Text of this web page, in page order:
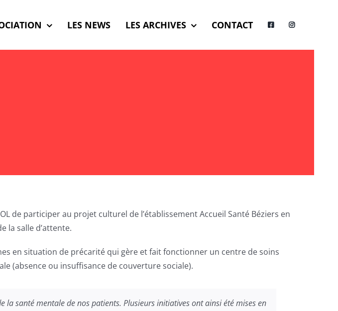
LES NEWS LES ARCHIVES CONTACT
de participer au projet culturel de l’établissement Accueil Santé Béziers en
la salle d’attente.
en situation de précarité qui gère et fait fonctionner un centre de soins
(absence ou insuffisance de couverture sociale).
santé mentale de nos patients. Plusieurs initiatives ont ainsi été mises en